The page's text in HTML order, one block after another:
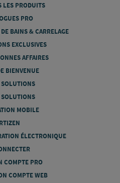
LES PRODUITS
PRO
BAINS & CARRELAGE
EXCLUSIVES
AFFAIRES
BIENVENUE
SOLUTIONS
SOLUTIONS
MOBILE
ÉLECTRONIQUE
COMPTE PRO
COMPTE WEB